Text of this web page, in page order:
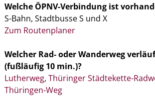
Welche ÖPNV-Verbindung ist
S-Bahn, Stadtbusse S und X
Zum Routenplaner
Welcher Rad- oder Wanderweg
(fußläufig 10 min.)?
Lutherweg, Thüringer Städtekette-
Thüringen-Weg